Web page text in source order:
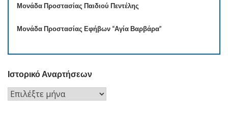
Μονάδα Προστασίας Παιδιού Πεντέλης
Μονάδα Προστασίας Εφήβων “Αγία Βαρβάρα”
Ιστορικό Αναρτήσεων
Ιστορικό